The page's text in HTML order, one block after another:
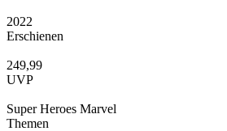
2022
Erschienen
249,99
UVP
Super Heroes Marvel
Themen